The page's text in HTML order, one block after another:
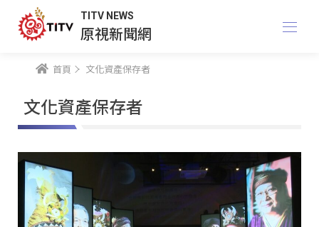
TITV NEWS
原視新聞網
首頁 文化資產保存者
文化資產保存者